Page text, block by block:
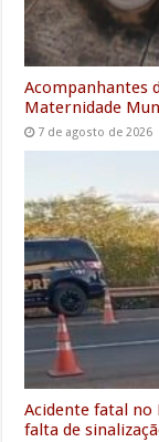
Acompanhantes
Maternidade
7 de agosto de 2026
Acidente fatal
falta de